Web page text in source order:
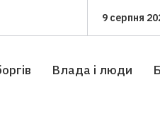
9 серпня
Влада i люди